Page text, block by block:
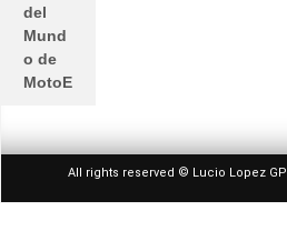
del
Mund
o de
MotoE
All rights reserved © Lucio Lopez GP